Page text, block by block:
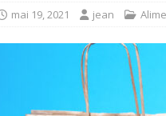
mai 19, 2021 jean